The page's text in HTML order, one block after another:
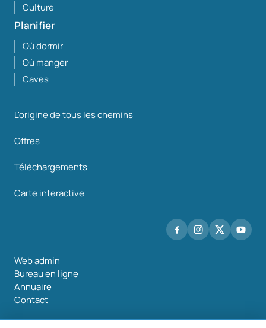
Culture
Planifier
Où dormir
Où manger
Caves
L'origine de tous les chemins
Offres
Téléchargements
Carte interactive
Web admin
Bureau en ligne
Annuaire
Contact